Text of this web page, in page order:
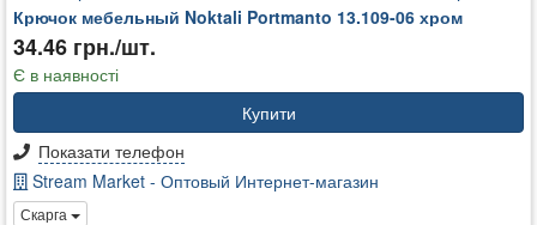
Крючок мебельный Noktali Portmanto 13.109-06 хром
34.46 грн./шт.
Є в наявності
Купити
Показати телефон
Stream Market - Оптовый Интернет-магазин
Скарга